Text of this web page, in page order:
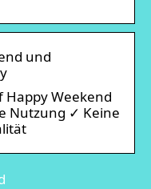
und
Weekend
Nutzung ✓ Keine